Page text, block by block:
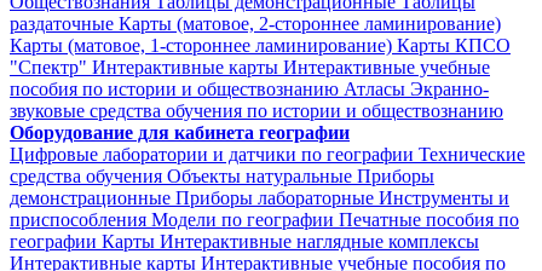
раздаточные Карты (матовое, 2-стороннее ламинирование)
Карты (матовое, 1-стороннее ламинирование) Карты КПСО
"Спектр" Интерактивные карты Интерактивные учебные
пособия по истории и обществознанию Атласы Экранно-
звуковые средства обучения по истории и обществознанию
Оборудование для кабинета географии
Цифровые лаборатории и датчики по географии Технические
средства обучения Объекты натуральные Приборы
демонстрационные Приборы лабораторные Инструменты и
приспособления Модели по географии Печатные пособия по
географии Карты Интерактивные наглядные комплексы
Интерактивные карты Интерактивные учебные пособия по